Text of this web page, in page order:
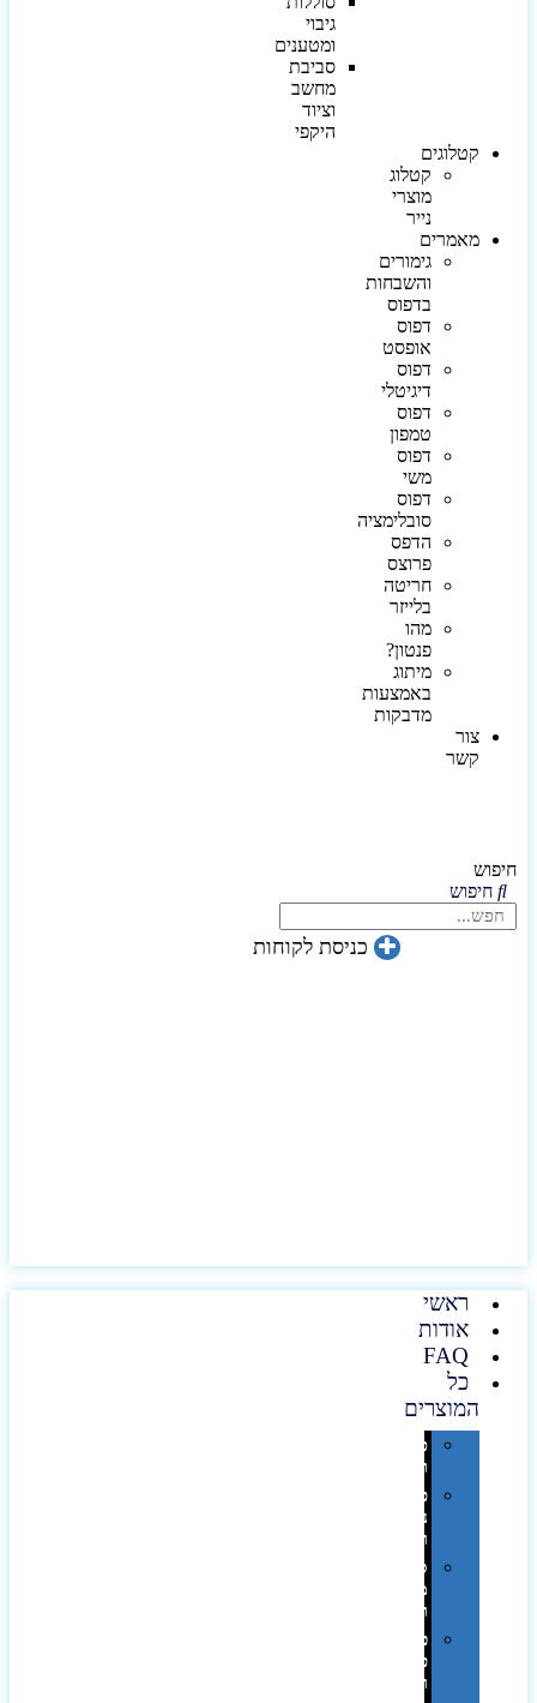
גיבוי
ומטענים
סביבת
מחשב
וציוד
היקפי
קטלוגים
קטלוג
מוצרי
נייר
מאמרים
גימורים
והשבחות
בדפוס
דפוס
אופסט
דפוס
דיגיטלי
דפוס
טמפון
דפוס
משי
דפוס
סובלימציה
הדפס
פרוצס
חריטה
בלייזר
מהו
פנטון?
מיתוג
באמצעות
מדבקות
צור
קשר
חיפוש
חיפוש
כניסת לקוחות
ראשי
אודות
FAQ
כל
המוצרים
טכנולוגיה
וגאדג'טים
פנאי,
נופש
ונסיעות
סביבת
משרד
ופרימיום
כלים,
פנסים
ורכב